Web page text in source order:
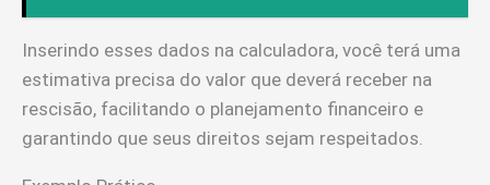
Inserindo esses dados na calculadora, você terá uma
estimativa precisa do valor que deverá receber na
rescisão, facilitando o planejamento financeiro e
garantindo que seus direitos sejam respeitados.